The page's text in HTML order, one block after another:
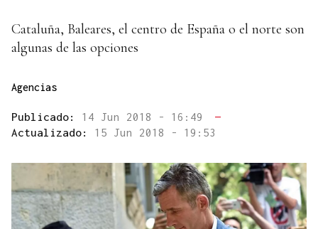
Cataluña, Baleares, el centro de España o el norte son
algunas de las opciones
Agencias
Publicado: 14 Jun 2018 - 16:49
—
Actualizado: 15 Jun 2018 - 19:53